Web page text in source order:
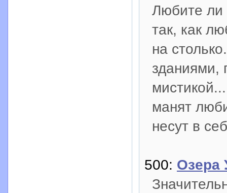
Любите ли
так, как
на
зданиями,
манят
несут в
500: Озера